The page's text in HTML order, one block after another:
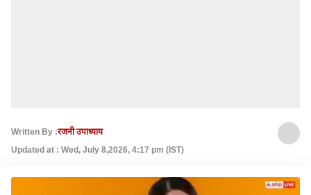
Written By :रजनी उपाध्याय
Updated at : Wed, July 8,2026, 4:17 pm (IST)